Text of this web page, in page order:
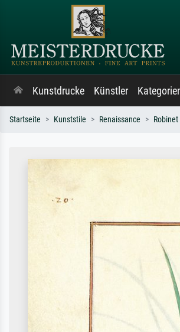
Kunstdrucke Künstler
Startseite Kunststile Renaissance Robinet